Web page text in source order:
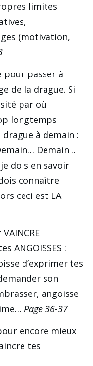
limites
(motivation,
pour passer à
de la drague. Si
par où
longtemps
à demain :
Demain…
dois en savoir
connaître
ceci est LA
ANGOISSES :
d’exprimer tes
son
angoisse
Page 36-37
encore mieux
tes